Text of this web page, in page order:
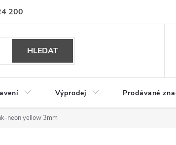
200
obchodu
HLEDAT
Výprodej Prodávané
neon yellow 3mm